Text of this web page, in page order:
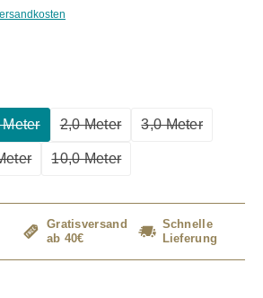
ist zurzeit nicht verfügbar.)
Meter
(Diese Option ist zurzeit nicht verfügbar.)
2,0 Meter
(Diese Option ist zurzeit
3,0 Meter
ist zurzeit nicht verfügbar.)
(Diese Option ist zurzeit nicht verfügbar.)
10,0 Meter
Gratisversand
ab 40€
Schnelle
Lieferung